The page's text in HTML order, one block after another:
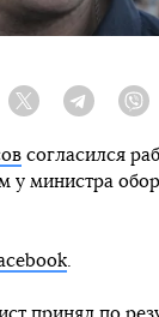
Twitter Telegram
согласился
у министра
.